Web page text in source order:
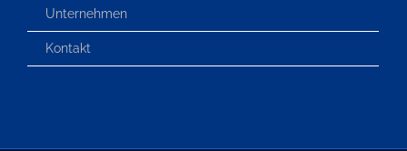
Unternehmen
Kontakt